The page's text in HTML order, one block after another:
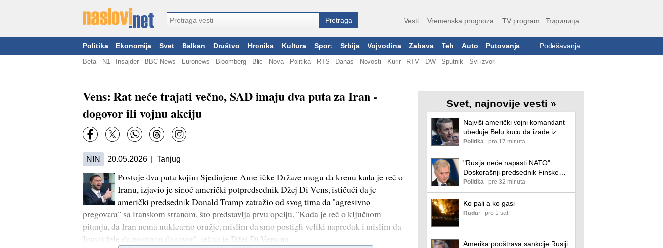
Vesti Vremenska prognoza TV program Ћирилица
Politika Ekonomija Svet Balkan Društvo Hronika Kultura Sport Srbija Vojvodina Zabava Teh Auto Putovanja Podešavanja
Beta N1 Insajder BBC News Euronews Bloomberg Blic Nova Politika RTS Danas Novosti Kurir RTV DW Sputnik Svi izvori
Vens: Rat neće trajati večno, SAD imaju dva puta za Iran -
dogovor ili vojnu akciju
NIN 20.05.2026 | Tanjug
Postoje dva puta kojim Sjedinjene Američke Države mogu da krenu kada je reč o
Iranu, izjavio je sinoć američki potpredsednik Džej Di Vens, ističući da je
američki predsednik Donald Tramp zatražio od svog tima da "agresivno
pregovara" sa iranskom stranom, što predstavlja prvu opciju. "Kada je reč o ključnom
pitanju, da Iran nema nuklearno oružje, mislim da smo postigli veliki napredak i mislim da
Iranci žele da postignu dogovor", rekao je Džej Di Vens na
Svet, najnovije vesti »
Najviši američki vojni komandant
ubeđuje Belu kuću da izađe iz
sukoba sa Iranom
Politika pre 17 minuta
"Rusija neće napasti NATO":
Doskorašnji predsednik Finske
odbacuje takav scenario
Politika pre 32 minuta
Ko pali a ko gasi
Radar pre 1 sat
Amerika pooštrava sankcije Rusiji: